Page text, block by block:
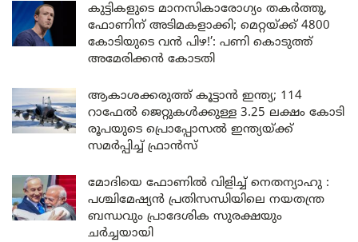
കുട്ടികളുടെ മാനസികാരോഗ്യം തകർത്തു,
ഫോണിന് അടിമകളാക്കി; മെറ്റയ്ക്ക് 4800
കോടിയുടെ വൻ പിഴ!’: പണി കൊടുത്ത്
അമേരിക്കൻ കോടതി
ആകാശക്കരുത്ത് കൂട്ടാൻ ഇന്ത്യ; 114
റാഫേൽ ജെറ്റുകൾക്കുള്ള 3.25 ലക്ഷം കോടി
രൂപയുടെ പ്രൊപ്പോസൽ ഇന്ത്യയ്ക്ക്
സമർപ്പിച്ച് ഫ്രാൻസ്
മോദിയെ ഫോണിൽ വിളിച്ച് നെതന്യാഹു :
പശ്ചിമേഷ്യൻ പ്രതിസന്ധിയിലെ നയതന്ത്ര
ബന്ധവും പ്രാദേശിക സുരക്ഷയും
ചർച്ചയായി